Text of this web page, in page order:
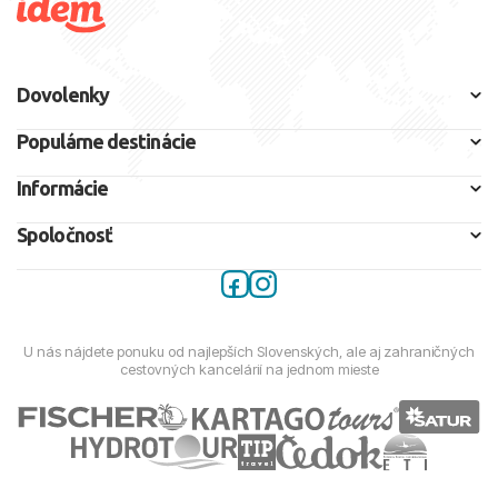
Štátne zriadenie:
Hlavné mesto:
Dovolenky
Populárne destinácie
Informácie
Spoločnosť
U nás nájdete ponuku od najlepších Slovenských, ale aj zahraničných
cestovných kancelárií na jednom mieste